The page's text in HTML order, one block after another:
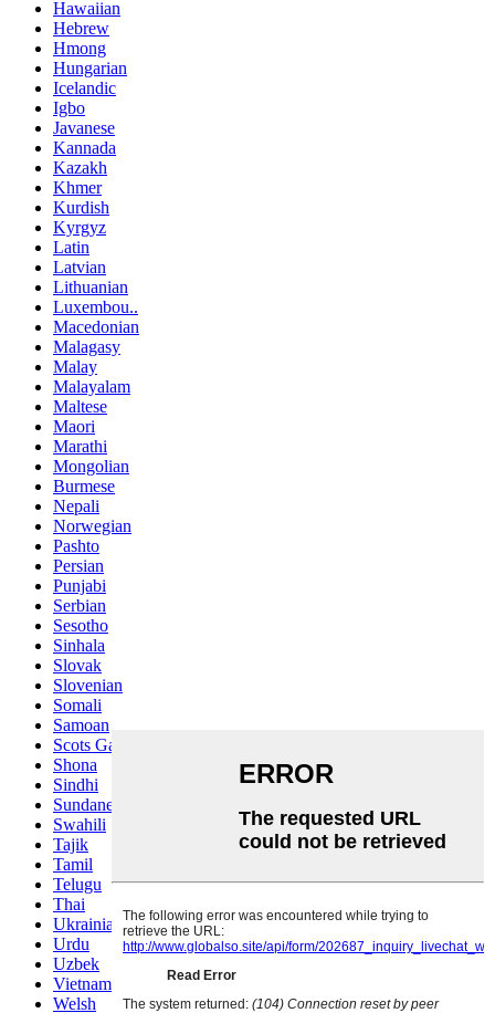
Hawaiian
Hebrew
Hmong
Hungarian
Icelandic
Igbo
Javanese
Kannada
Kazakh
Khmer
Kurdish
Kyrgyz
Latin
Latvian
Lithuanian
Luxembou..
Macedonian
Malagasy
Malay
Malayalam
Maltese
Maori
Marathi
Mongolian
Burmese
Nepali
Norwegian
Pashto
Persian
Punjabi
Serbian
Sesotho
Sinhala
Slovak
Slovenian
Somali
Samoan
Scots Gaelic
Shona
Sindhi
Sundanese
Swahili
Tajik
Tamil
Telugu
Thai
Ukrainian
Urdu
Uzbek
Vietnamese
Welsh